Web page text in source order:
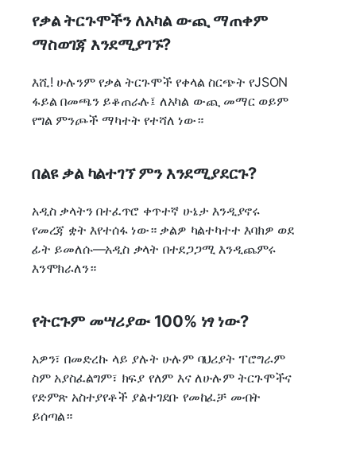
የቃል ትርጉሞችን ለአካል ውጪ ማጠቀም
ማስወገጃ እንደሚያገኙ?
እሺ! ሁሉንም የቃል ትርጉሞች የቀላል ስርጭት የJSON
ፋይል በመጫን ይቆጠራሉ፤ ለአካል ውጪ መማር ወይም
የግል ምንጮች ማካተት የተሻለ ነው።
በልዩ ቃል ካልተገኘ ምን እንደሚያደርጉ?
አዲስ ቃላትን በተፈጥሮ ቀጥተኛ ሁኔታ እንዲያኖሩ
የመረጃ ቋት እየተሰፋ ነው። ቃልዎ ካልተካተተ እባክዎ ወደ
ፊት ይመለሱ—አዲስ ቃላት በተደጋጋሚ እንዲጨምሩ
እንሞክራለን።
የትርጉም መሣሪያው 100% ነፃ ነው?
አዎን፣ በመድረኩ ላይ ያሉት ሁሉም ባህሪያት ፐሮግራም
ስም አያስፈልግም፣ ክፍያ የለም እና ለሁሉም ትርጉሞችና
የድምጽ አስተያየቶች ያልተገደቡ የመከፈቻ መብት
ይሰጣል።